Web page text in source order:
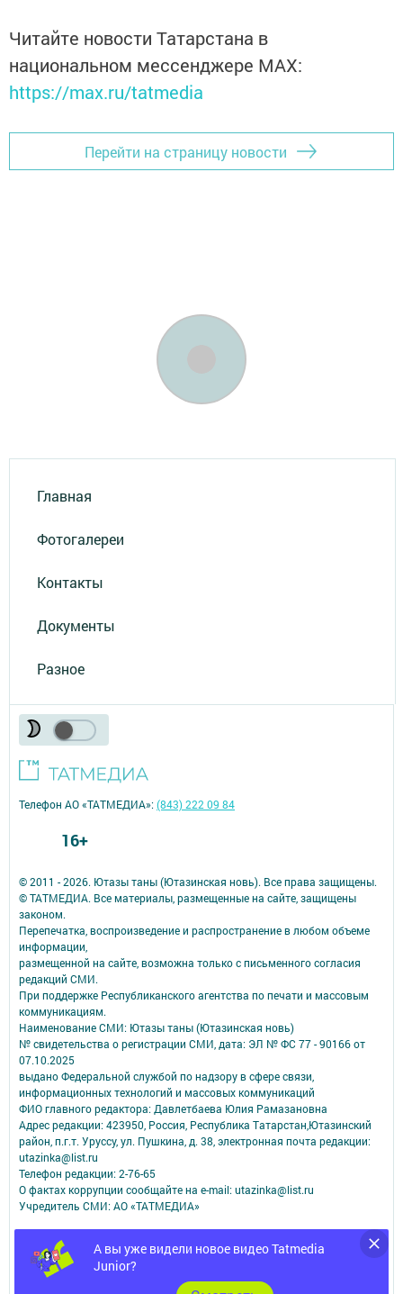
Читайте новости Татарстана в
национальном мессенджере MАХ:
https://max.ru/tatmedia
Перейти на страницу новости
Главная
Фотогалереи
Контакты
Документы
Разное
А вы уже видели новое видео Tatmedia
Junior?
© 2011 - 2026. Ютазы таны (Ютазинская новь). Все права защищены.
© ТАТМЕДИА. Все материалы, размещенные на сайте, защищены
законом.
Перепечатка, воспроизведение и распространение в любом объеме
информации,
размещенной на сайте, возможна только с письменного согласия
редакций СМИ.
При поддержке Республиканского агентства по печати и массовым
коммуникациям.
Наименование СМИ: Ютазы таны (Ютазинская новь)
№ свидетельства о регистрации СМИ, дата: ЭЛ № ФС 77 - 90166 от
07.10.2025
выдано Федеральной службой по надзору в сфере связи,
информационных технологий и массовых коммуникаций
ФИО главного редактора: Давлетбаева Юлия Рамазановна
Адрес редакции: 423950, Россия, Республика Татарстан,Ютазинский
район, п.г.т. Уруссу, ул. Пушкина, д. 38, электронная почта редакции:
utazinka@list.ru
Телефон редакции: 2-76-65
О фактах коррупции сообщайте на e-mail: utazinka@list.ru
Учредитель СМИ: АО «ТАТМЕДИА»
Антикоррупционная политика
АО «ТАТМЕДИА» использует «cookie»для персонализации сервисов и
удобства пользователей сайтом.
Использование «cookie» можно отменить в настройках браузера.
Телефон АО «ТАТМЕДИА»:(843) 222 09 84
16+